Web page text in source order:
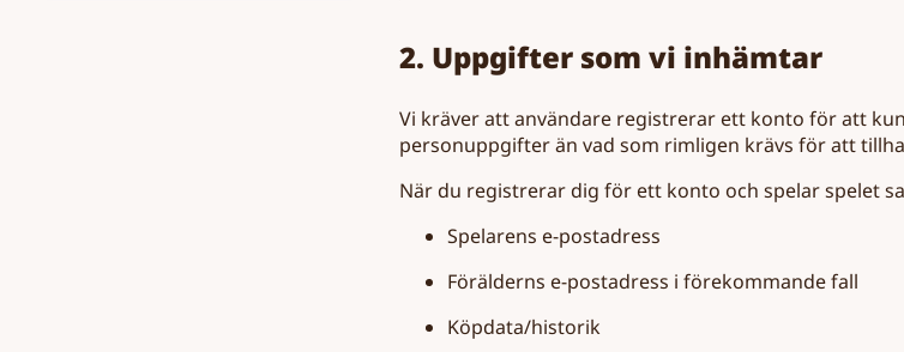
2. Uppgifter som vi inhämtar
Vi kräver att användare registrerar ett konto för att
personuppgifter än vad som rimligen krävs för att
När du registrerar dig för ett konto och spelar spelet
Spelarens e-postadress
Förälderns e-postadress i förekommande fall
Köpdata/historik